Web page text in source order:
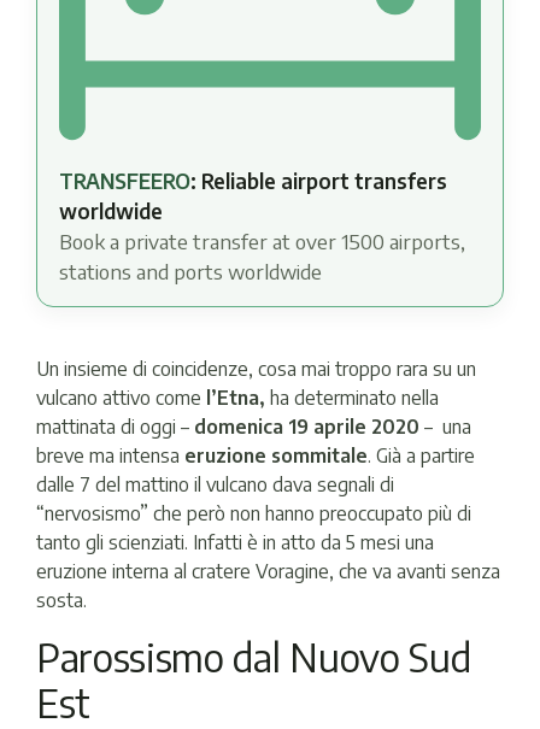
TRANSFEERO: Reliable airport transfers
worldwide
Book a private transfer at over 1500 airports,
stations and ports worldwide
Un insieme di coincidenze, cosa mai troppo rara su un
vulcano attivo come l’Etna, ha determinato nella
mattinata di oggi – domenica 19 aprile 2020 – una
breve ma intensa eruzione sommitale. Già a partire
dalle 7 del mattino il vulcano dava segnali di
“nervosismo” che però non hanno preoccupato più di
tanto gli scienziati. Infatti è in atto da 5 mesi una
eruzione interna al cratere Voragine, che va avanti senza
sosta.
Parossismo dal Nuovo Sud
Est